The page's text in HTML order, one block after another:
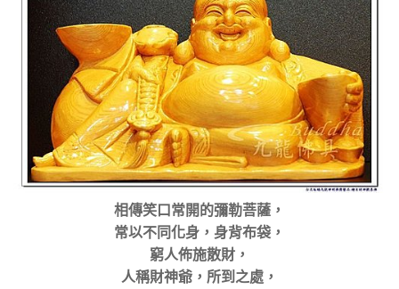
相傳笑口常開的彌勒菩薩，
常以不同化身，身背布袋，
窮人佈施散財，
人稱財神爺，所到之處，